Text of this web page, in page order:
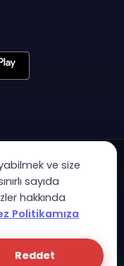
• Tüm Hakları
Sözleşmesi
ve size
sayıda
hakkında
Politikamıza
Reddet